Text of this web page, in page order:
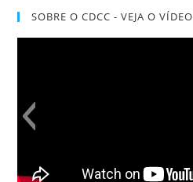
SOBRE O CDCC - VEJA O VÍDEO